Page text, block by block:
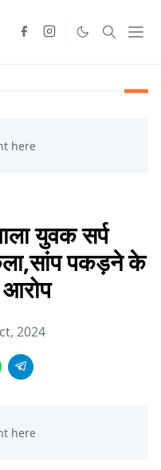
युवक सर्प
पकड़ने के
2024